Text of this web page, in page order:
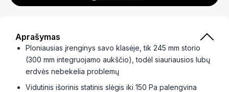
Aprašymas
Ploniausias įrenginys savo klasėje, tik 245 mm storio
(300 mm integruojamo aukščio), todėl siauriausios lubų
erdvės nebekelia problemų
Vidutinis išorinis statinis slėgis iki 150 Pa palengvina